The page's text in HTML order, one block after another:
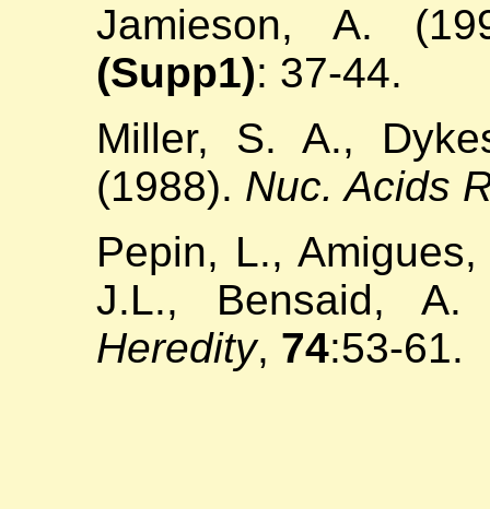
Jamieson, A.
(Supp1): 37-44.
Miller, S. A.,
(1988). Nuc. Acids
Pepin, L.,
J.L., Bensaid,
Heredity, 74:53-61.